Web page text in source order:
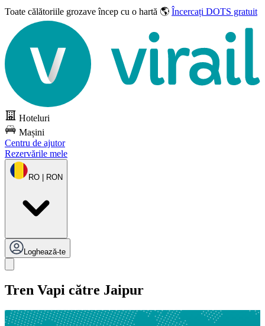
Toate călătoriile grozaveîncep cu o hartă 🌎 Încercați DOTS gratuit
Hoteluri
Mașini
Centru de ajutor
Rezervările mele
RO | RON
Loghează-te
Tren Vapi către Jaipur